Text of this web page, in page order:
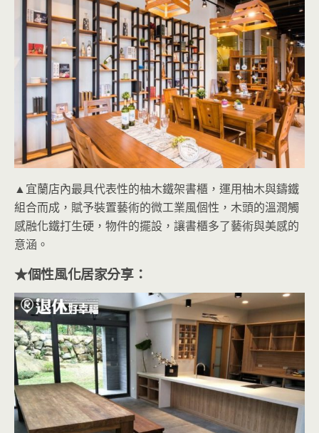
▲宜蘭店內最具代表性的柚木鐵架書櫃，運用柚木與鑄鐵
組合而成，賦予裝置藝術的微工業風個性，木頭的溫潤觸
感融化鐵打生硬，物件的擺設，讓書櫃多了藝術與美感的
意涵。
★個性風化居家分享：